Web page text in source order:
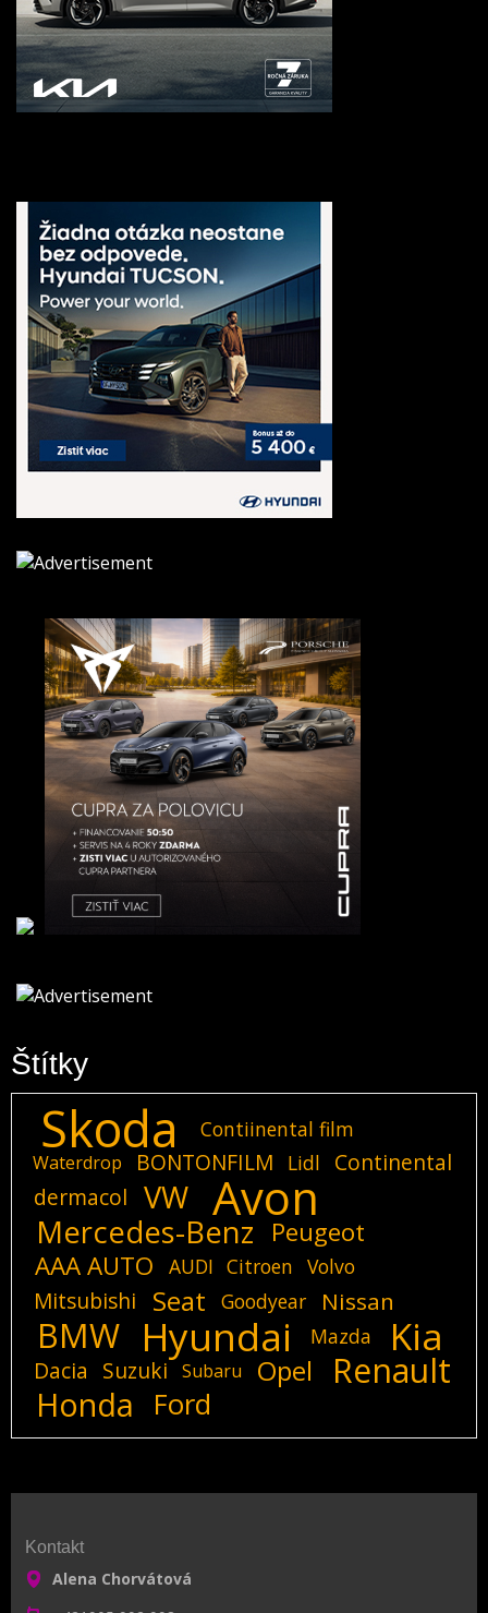
Štítky
Skoda Contiinental film
Waterdrop BONTONFILM Lidl
Continental
dermacol
VW Avon
Mercedes-Benz
Peugeot
AAA AUTO
AUDI Citroen Volvo
Mitsubishi Seat Goodyear Nissan
BMW Hyundai Mazda Kia
Dacia Suzuki Subaru Opel Renault
Honda Ford
Kontakt
Alena Chorvátová